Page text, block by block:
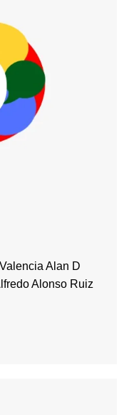
Alan D
Alonso Ruiz